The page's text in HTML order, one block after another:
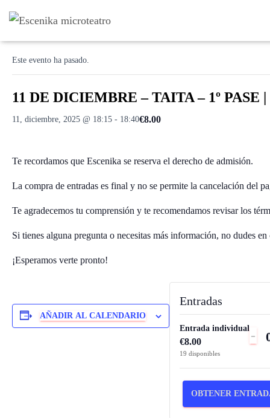
Este evento ha pasado.
11 DE DICIEMBRE – TAITA – 1º PASE |
11, diciembre, 2025 @ 18:15 - 18:40€8.00
Te recordamos que Escenika se reserva el derecho de admisión.
La compra de entradas es final y no se permite la cancelación del
Te agradecemos tu comprensión y te recomendamos revisar los
Si tienes alguna pregunta o necesitas más información, no dudes en
¡Esperamos verte pronto!
AÑADIR AL CALENDARIO
Entradas
Entrada individual
€8.00
19 disponibles
DE
-
OBTENER